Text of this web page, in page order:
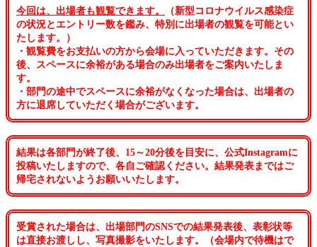
今回は、出場者も観覧できます。
（新型コロナウイルス感染症
の状況とエントリー数を鑑み、特別に出場者の観覧を可能とい
たします。）
・観覧費をお支払いの方から会場に入っていただきます。その
後、スペースに余裕がある場合のみ出場者をご案内いたしま
す。
・部門の途中でスペースに余裕がなくなった場合は、出場者の
方に退席していただく場合がございます。
結果は各部門が終了後、15～20分後を目安に、公式Instagramに
投稿いたしますので、各自ご確認ください。結果発表まではご
帰宅されないようお願いいたします。
受賞された場合は、出場部門のSNSでの結果発表後、表彰状等
は直接お渡しし、写真撮影をいたします。（会場内で待機はで